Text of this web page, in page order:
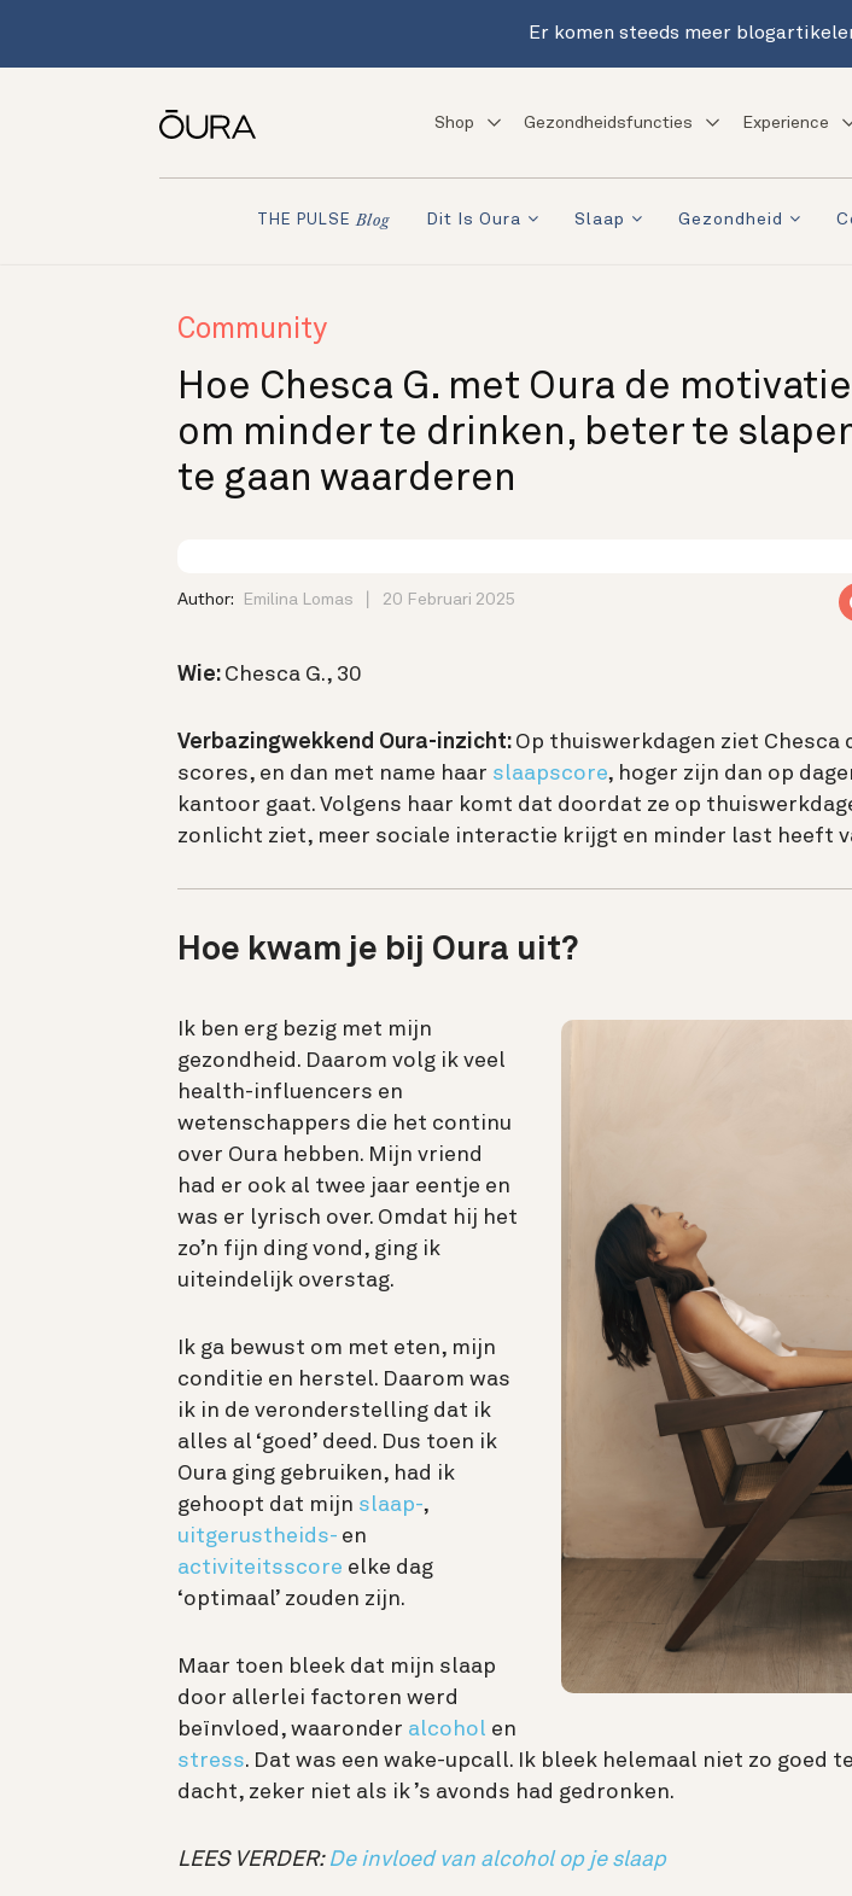
Er komen steeds meer
Shop Gezondheidsfuncties Experience
THE PULSE Blog Dit Is Oura Slaap Gezondheid
Community
Hoe Chesca G. met Oura de
om minder te drinken, beter te
te gaan waarderen
Author: Emilina Lomas 20 Februari 2025
Wie: Chesca G., 30
Verbazingwekkend Oura-inzicht: Op thuiswerkdagen ziet Chesca
scores, en dan met name haar slaapscore, hoger zijn dan op
kantoor gaat. Volgens haar komt dat doordat ze op
zonlicht ziet, meer sociale interactie krijgt en minder last heeft
Hoe kwam je bij Oura uit?
Ik ben erg bezig met mijn
gezondheid. Daarom volg ik veel
health-influencers en
wetenschappers die het continu
over Oura hebben. Mijn vriend
had er ook al twee jaar eentje en
was er lyrisch over. Omdat hij het
zo’n fijn ding vond, ging ik
uiteindelijk overstag.
Ik ga bewust om met eten, mijn
conditie en herstel. Daarom was
ik in de veronderstelling dat ik
alles al ‘goed’ deed. Dus toen ik
Oura ging gebruiken, had ik
gehoopt dat mijn slaap-,
uitgerustheids- en
activiteitsscore elke dag
‘optimaal’ zouden zijn.
Maar toen bleek dat mijn slaap
door allerlei factoren werd
beïnvloed, waaronder alcohol en
stress. Dat was een wake-upcall. Ik bleek helemaal niet zo goed
dacht, zeker niet als ik ’s avonds had gedronken.
LEES VERDER: De invloed van alcohol op je slaap